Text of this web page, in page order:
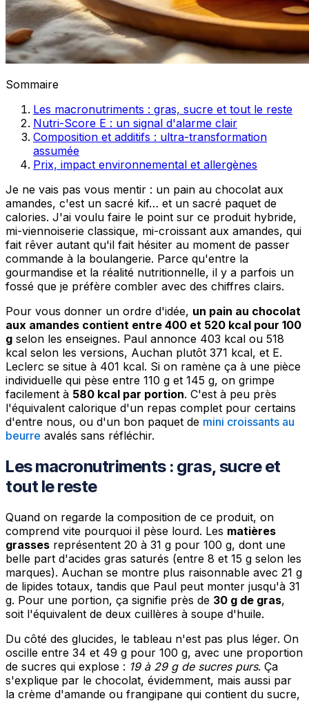
Sommaire
Les macronutriments : gras, sucre et tout le reste
Nutri-Score E : un signal d'alarme clair
Composition et additifs : ultra-transformation
assumée
Prix, impact environnemental et allergènes
Je ne vais pas vous mentir : un pain au chocolat aux
amandes, c'est un sacré kif… et un sacré paquet de
calories. J'ai voulu faire le point sur ce produit hybride,
mi-viennoiserie classique, mi-croissant aux amandes, qui
fait rêver autant qu'il fait hésiter au moment de passer
commande à la boulangerie. Parce qu'entre la
gourmandise et la réalité nutritionnelle, il y a parfois un
fossé que je préfère combler avec des chiffres clairs.
Pour vous donner un ordre d'idée, un pain au chocolat
aux amandes contient entre 400 et 520 kcal pour 100
g selon les enseignes. Paul annonce 403 kcal ou 518
kcal selon les versions, Auchan plutôt 371 kcal, et E.
Leclerc se situe à 401 kcal. Si on ramène ça à une pièce
individuelle qui pèse entre 110 g et 145 g, on grimpe
facilement à 580 kcal par portion. C'est à peu près
l'équivalent calorique d'un repas complet pour certains
d'entre nous, ou d'un bon paquet de mini croissants au
beurre avalés sans réfléchir.
Les macronutriments : gras, sucre et
tout le reste
Quand on regarde la composition de ce produit, on
comprend vite pourquoi il pèse lourd. Les matières
grasses représentent 20 à 31 g pour 100 g, dont une
belle part d'acides gras saturés (entre 8 et 15 g selon les
marques). Auchan se montre plus raisonnable avec 21 g
de lipides totaux, tandis que Paul peut monter jusqu'à 31
g. Pour une portion, ça signifie près de 30 g de gras,
soit l'équivalent de deux cuillères à soupe d'huile.
Du côté des glucides, le tableau n'est pas plus léger. On
oscille entre 34 et 49 g pour 100 g, avec une proportion
de sucres qui explose : 19 à 29 g de sucres purs. Ça
s'explique par le chocolat, évidemment, mais aussi par
la crème d'amande ou frangipane qui contient du sucre,